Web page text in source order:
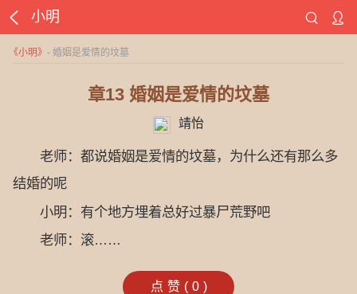
小明
《小明》 - 婚姻是爱情的坟墓
章13 婚姻是爱情的坟墓
靖怡
老师：都说婚姻是爱情的坟墓，为什么还有那么多
结婚的呢
小明：有个地方埋着总好过暴尸荒野吧
老师：滚……
点赞( 0 )